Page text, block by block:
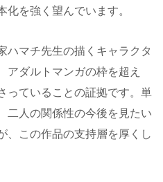
化を強く望んでいます。
ハマチ先生の描くキャラクタ
アダルトマンガの枠を超え
っていることの証拠です。単
二人の関係性の今後を見たい
、この作品の支持層を厚くし